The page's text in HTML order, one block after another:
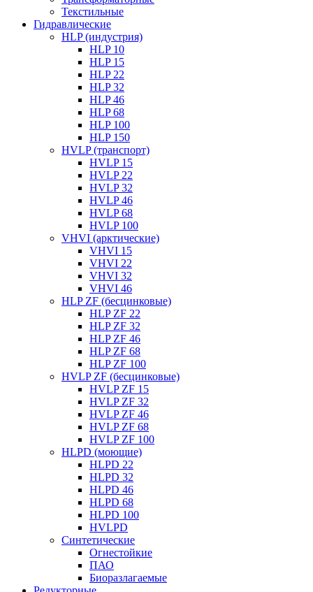
Текстильные
Гидравлические
HLP (индустрия)
HLP 10
HLP 15
HLP 22
HLP 32
HLP 46
HLP 68
HLP 100
HLP 150
HVLP (транспорт)
HVLP 15
HVLP 22
HVLP 32
HVLP 46
HVLP 68
HVLP 100
VHVI (арктические)
VHVI 15
VHVI 22
VHVI 32
VHVI 46
HLP ZF (бесцинковые)
HLP ZF 22
HLP ZF 32
HLP ZF 46
HLP ZF 68
HLP ZF 100
HVLP ZF (бесцинковые)
HVLP ZF 15
HVLP ZF 32
HVLP ZF 46
HVLP ZF 68
HVLP ZF 100
HLPD (моющие)
HLPD 22
HLPD 32
HLPD 46
HLPD 68
HLPD 100
HVLPD
Синтетические
Огнестойкие
ПАО
Биоразлагаемые